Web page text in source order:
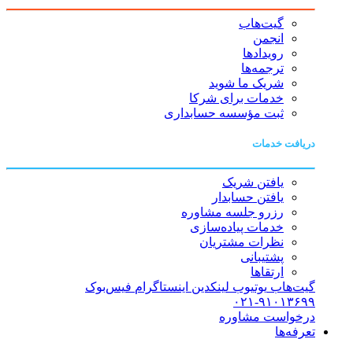
گیت‌هاب
انجمن
رویدادها
ترجمه‌ها
شریک ما شوید
خدمات برای شرکا
ثبت مؤسسه حسابداری
دریافت خدمات
یافتن شریک
یافتن حسابدار
رزرو جلسه مشاوره
خدمات پیاده‌سازی
نظرات مشتریان
پشتیبانی
ارتقاها
گیت‌هاب یوتیوب لینکدین اینستاگرام فیس‌بوک
۰۲۱-۹۱۰۱۳۶۹۹
درخواست مشاوره
تعرفه‌ها